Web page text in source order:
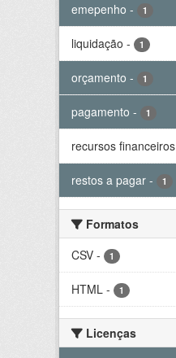
emepenho - 1
liquidação - 1
orçamento - 1
pagamento - 1
recursos financeiros
restos a pagar - 1
Formatos
CSV - 1
HTML - 1
Licenças